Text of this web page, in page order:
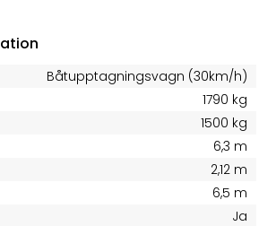
Båtupptagningsvagn (30km/h)
1790 kg
1500 kg
6,3 m
2,12 m
6,5 m
Ja